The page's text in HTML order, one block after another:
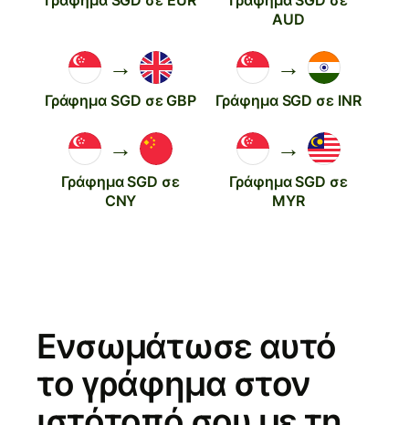
AUD
→
Γράφημα SGD σε GBP
→
Γράφημα SGD σε INR
→
Γράφημα SGD σε
CNY
→
Γράφημα SGD σε
MYR
Ενσωμάτωσε αυτό
το γράφημα στον